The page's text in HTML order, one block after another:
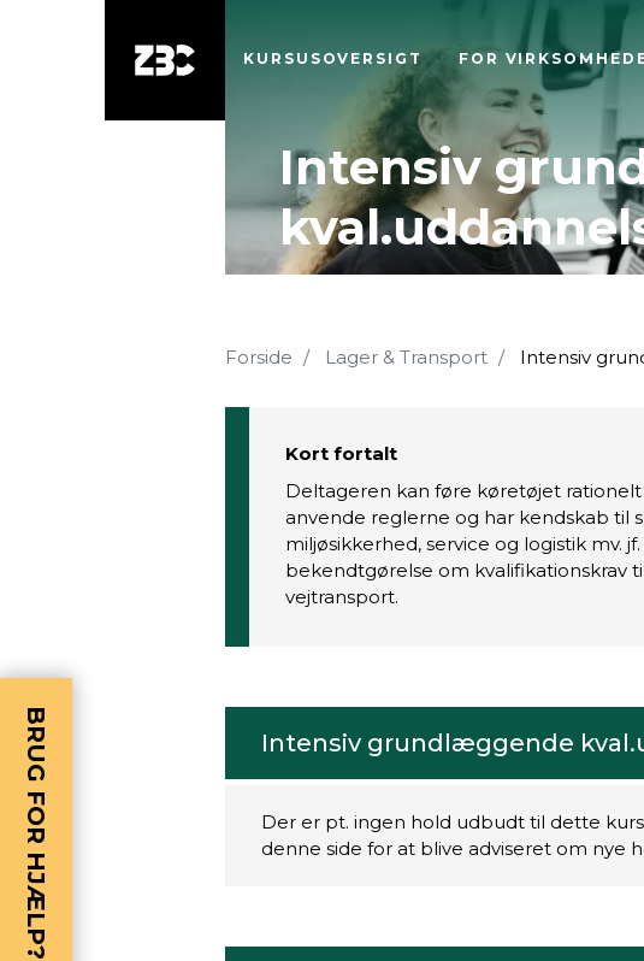
KURSUSOVERSIGT FOR
Intensiv
Forside Lager & Transport Intensiv
Kort fortalt
Deltageren kan føre køretøjet
anvende reglerne og har kendskab til
miljøsikkerhed, service og logistik mv.
bekendtgørelse om kvalifikationskrav
vejtransport.
Intensiv grundlæggende
Der er pt. ingen hold udbudt til dette
denne side for at blive adviseret om nye
BRUG FOR HJÆLP?